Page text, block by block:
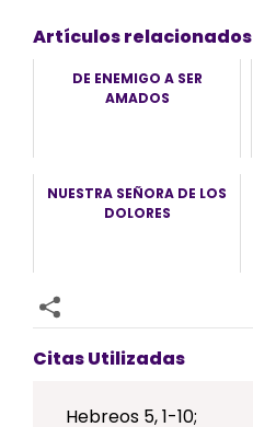
Artículos relacionados
DE ENEMIGO A SER
AMADOS
NUESTRA SEÑORA DE LOS
DOLORES
Citas Utilizadas
Hebreos 5, 1-10;